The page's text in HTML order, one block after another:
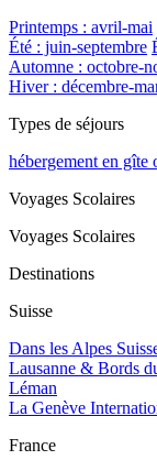
Printemps : avril-mai
Été : juin-septembre
Automne : octobre-
Hiver : décembre-
Types de séjours
hébergement en gîte
Voyages Scolaires
Voyages Scolaires
Destinations
Suisse
Dans les Alpes
Lausanne & Bords
Léman
La Genève
France